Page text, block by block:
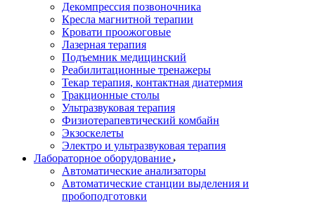
Декомпрессия позвоночника
Кресла магнитной терапии
Кровати проожоговые
Лазерная терапия
Подъемник медицинский
Реабилитационные тренажеры
Текар терапия, контактная диатермия
Тракционные столы
Ультразвуковая терапия
Физиотерапевтический комбайн
Экзоскелеты
Электро и ультразвуковая терапия
Лабораторное оборудование
Автоматические анализаторы
Автоматические станции выделения и
пробоподготовки